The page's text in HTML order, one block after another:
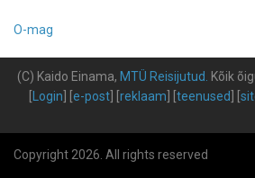
O-mag
(C) Kaido Einama, MTÜ Reisijutud Kõik
[Login] [e-post] [reklaam] [teenused] [
Copyright 2026. All rights reserved